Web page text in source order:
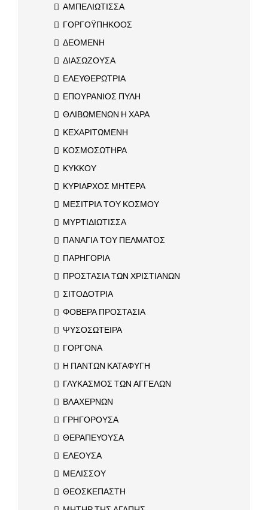
ΑΜΠΕΛΙΩΤΙΣΣΑ
ΓΟΡΓΟΫΠΗΚΟΟΣ
ΔΕΟΜΕΝΗ
ΔΙΑΣΩΖΟΥΣΑ
ΕΛΕΥΘΕΡΩΤΡΙΑ
ΕΠΟΥΡΑΝΙΟΣ ΠΥΛΗ
ΘΛΙΒΩΜΕΝΩΝ Η ΧΑΡΑ
ΚΕΧΑΡΙΤΩΜΕΝΗ
ΚΟΣΜΟΣΩΤΗΡΑ
ΚΥΚΚΟΥ
ΚΥΡΙΑΡΧΟΣ ΜΗΤΕΡΑ
ΜΕΣΙΤΡΙΑ ΤΟΥ ΚΟΣΜΟΥ
ΜΥΡΤΙΔΙΩΤΙΣΣΑ
ΠΑΝΑΓΙΑ ΤΟΥ ΠΕΛΜΑΤΟΣ
ΠΑΡΗΓΟΡΙΑ
ΠΡΟΣΤΑΣΙΑ ΤΩΝ ΧΡΙΣΤΙΑΝΩΝ
ΣΙΤΟΔΟΤΡΙΑ
ΦΟΒΕΡΑ ΠΡΟΣΤΑΣΙΑ
ΨΥΣΟΣΩΤΕΙΡΑ
ΓΟΡΓΟΝΑ
Η ΠΑΝΤΩΝ ΚΑΤΑΦΥΓΗ
ΓΛΥΚΑΣΜΟΣ ΤΩΝ ΑΓΓΕΛΩΝ
ΒΛΑΧΕΡΝΩΝ
ΓΡΗΓΟΡΟΥΣΑ
ΘΕΡΑΠΕΥΟΥΣΑ
ΕΛΕΟΥΣΑ
ΜΕΛΙΣΣΟΥ
ΘΕΟΣΚΕΠΑΣΤΗ